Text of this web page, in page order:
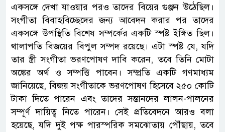
একসঙ্গে দেখা যাওয়ার পরও তাদের বিয়ের গুঞ্জন উঠেছিল।
সংগীতা বিবাহবিচ্ছেদের জন্য আবেদন করার পর তাদের
একসঙ্গে উপস্থিতি বিশেষ সম্পর্কের একটি স্পষ্ট ইঙ্গিত ছিল।
থালাপতি বিজয়ের বিপুল সম্পদ রয়েছে। এটা স্পষ্ট যে, যদি
তার স্ত্রী সংগীতা ভরণপোষণ দাবি করেন, তবে তিনি মোটা
অঙ্কের অর্থ ও সম্পত্তি পাবেন। সম্প্রতি একটি গণমাধ্যম
জানিয়েছে, বিজয় সংগীতাকে ভরণপোষণ হিসেবে ২৫০ কোটি
টাকা দিতে পারেন এবং তাদের সন্তানদের লালন-পালনের
সম্পূর্ণ দায়িত্ব নিতে পারেন। সেই প্রতিবেদনে আরও বলা
হয়েছে, যদি দুই পক্ষ পারস্পরিক সমঝোতায় পৌঁছায়, তবে